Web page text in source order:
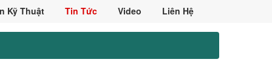
Kỹ Thuật Tin Tức Video Liên Hệ